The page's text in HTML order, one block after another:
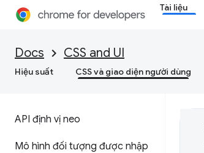
Tài liệu
Docs CSS and UI
Hiệu suất CSS và giao diện người dùng
API định vị neo
Mô hình đối tượng được nhập